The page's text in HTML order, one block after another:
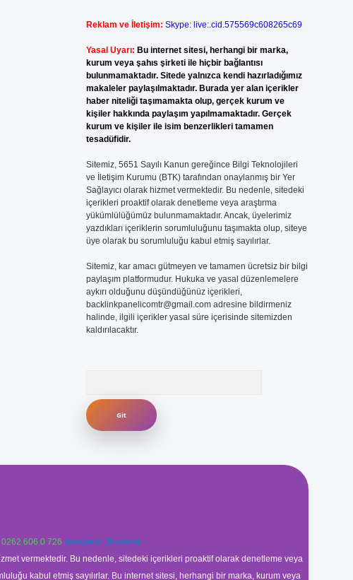
Reklam ve İletişim: Skype: live:.cid.575569c608265c69
Yasal Uyarı: Bu internet sitesi, herhangi bir marka,
kurum veya şahıs şirketi ile hiçbir bağlantısı
bulunmamaktadır. Sitede yalnızca kendi hazırladığımız
makaleler paylaşılmaktadır. Burada yer alan içerikler
haber niteliği taşımamakta olup, gerçek kurum ve
kişiler hakkında paylaşım yapılmamaktadır. Gerçek
kurum ve kişiler ile isim benzerlikleri tamamen
tesadüfidir.
Sitemiz, 5651 Sayılı Kanun gereğince Bilgi Teknolojileri
ve İletişim Kurumu (BTK) tarafından onaylanmış bir Yer
Sağlayıcı olarak hizmet vermektedir. Bu nedenle, sitedeki
içerikleri proaktif olarak denetleme veya araştırma
yükümlülüğümüz bulunmamaktadır. Ancak, üyelerimiz
yazdıkları içeriklerin sorumluluğunu taşımakta olup, siteye
üye olarak bu sorumluluğu kabul etmiş sayılırlar.
Sitemiz, kar amacı gütmeyen ve tamamen ücretsiz bir bilgi
paylaşım platformudur. Hukuka ve yasal düzenlemelere
aykırı olduğunu düşündüğünüz içerikleri,
backlinkpanelicomtr@gmail.comadresine bildirmeniz
halinde, ilgili içerikler yasal süre içerisinde sitemizden
kaldırılacaktır.
606 0 726 Telegram: @karabul
vermektedir. Bu nedenle, sitedeki içerikleri proaktif olarak denetleme veya
kabul etmiş sayılırlar. Bu internet sitesi, herhangi bir marka, kurum veya